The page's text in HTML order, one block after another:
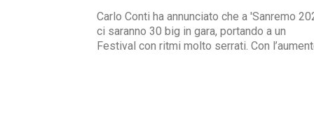
Carlo Conti ha annunciato che a 'Sanremo
ci saranno 30 big in gara, portando a un
Festival con ritmi molto serrati. Con